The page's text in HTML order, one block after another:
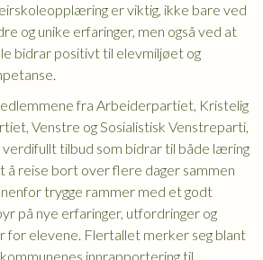
er viktig, ikke bare ved
og unike erfaringer, men også ved at
bidrar positivt til elevmiljøet og
fra Arbeiderpartiet, Kristelig
Venstre og Sosialistisk Venstreparti,
tilbud som bidrar til både læring
å reise bort over flere dager sammen
trygge rammer med et godt
på nye erfaringer, utfordringer og
for elevene. Flertallet merker seg blant
innrapportering til